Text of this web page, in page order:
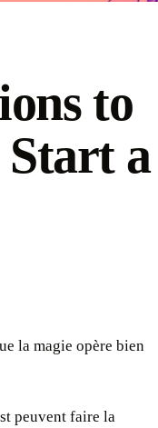
to
Start a
la magie opère bien
peuvent faire la